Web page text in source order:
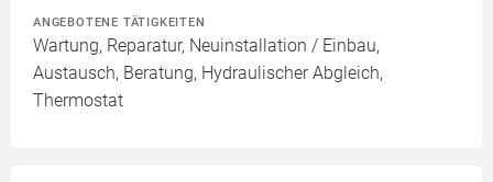
ANGEBOTENE TÄTIGKEITEN
Wartung, Reparatur, Neuinstallation / Einbau,
Austausch, Beratung, Hydraulischer Abgleich,
Thermostat